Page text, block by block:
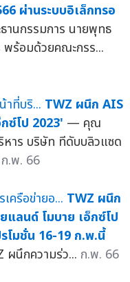
ผ่านระบบอิเล็กทรอ
านกรรมการ นายพุทธ
พร้อมด้วยคณะกรร...
TWZ ผนึก AIS
ซ์โป 2023' — คุณ
หาร บริษัท ทีดับบลิวแซด
ก.พ. 66
TWZ ผนึก
แลนด์ โมบาย เอ็กซ์โป
โมชั่น 16-19 ก.พ.นี้
นึกความร่ว... ก.พ. 66